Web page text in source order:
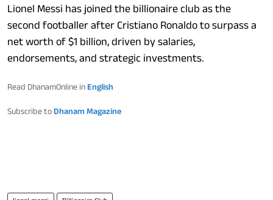
Lionel Messi has joined the billionaire club as the
second footballer after Cristiano Ronaldo to surpass a
net worth of $1 billion, driven by salaries,
endorsements, and strategic investments.
Read DhanamOnline in English
Subscribe to Dhanam Magazine